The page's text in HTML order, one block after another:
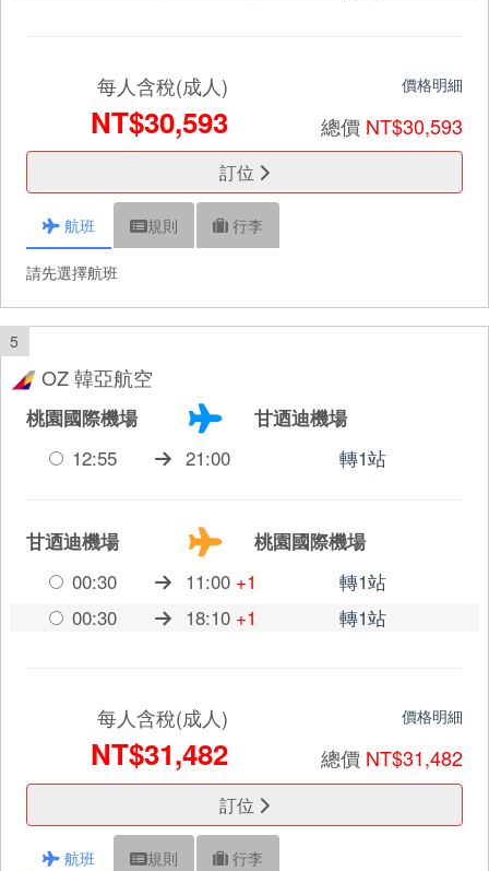
每人含稅(成人)
NT$30,593
價格明細
總價 NT$30,593
訂位
航班 規則 行李
請先選擇航班
5
OZ 韓亞航空
桃園國際機場
甘迺迪機場
12:55
21:00 轉1站
甘迺迪機場
桃園國際機場
00:30
11:00 +1
轉1站
00:30
18:10 +1 轉1站
每人含稅(成人)
NT$31,482
價格明細
總價 NT$31,482
訂位
航班 規則 行李